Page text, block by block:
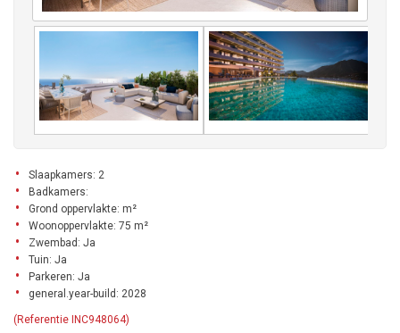
Slaapkamers: 2
Badkamers:
Grond oppervlakte: m²
Woonoppervlakte: 75 m²
Zwembad: Ja
Tuin: Ja
Parkeren: Ja
general.year-build: 2028
(Referentie INC948064)